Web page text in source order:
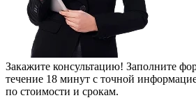
Закажите консультацию! Заполните
течение 18 минут с точной
по стоимости и срокам.